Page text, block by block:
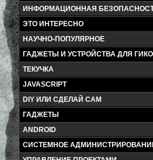
ИНФОРМАЦИОННАЯ
ЭТО ИНТЕРЕСНО
НАУЧНО-ПОПУЛЯРНОЕ
ГАДЖЕТЫ И УСТРОЙСТВА ДЛЯ
ТЕКУЧКА
JAVASCRIPT
DIY ИЛИ СДЕЛАЙ САМ
ГАДЖЕТЫ
ANDROID
СИСТЕМНОЕ